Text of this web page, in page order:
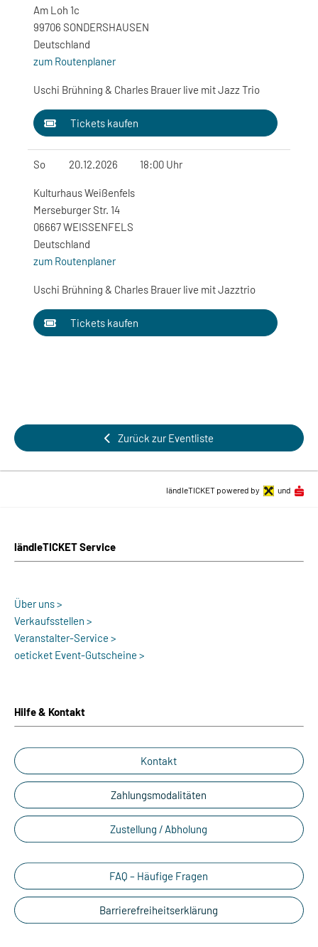
Am Loh 1c
99706 SONDERSHAUSEN
Deutschland
zum Routenplaner
Uschi Brühning & Charles Brauer live mit Jazz Trio
Tickets kaufen
So 20.12.2026 18:00 Uhr
Kulturhaus Weißenfels
Merseburger Str. 14
06667 WEISSENFELS
Deutschland
zum Routenplaner
Uschi Brühning & Charles Brauer live mit Jazztrio
Tickets kaufen
Zurück zur Eventliste
ländleTICKET Service
Über uns >
Verkaufsstellen >
Veranstalter-Service >
oeticket Event-Gutscheine >
Hilfe & Kontakt
Kontakt
Zahlungsmodalitäten
Zustellung / Abholung
FAQ – Häufige Fragen
Barrierefreiheitserklärung
ländleTICKET powered by und